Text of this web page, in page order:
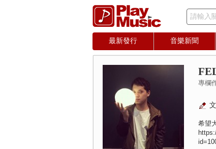
請輸入
最新發行 音樂新聞
專欄
希望